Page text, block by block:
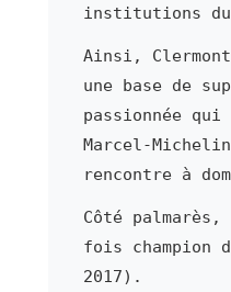
institutions
Ainsi,
une base de
passionnée
Marcel-
rencontre à
Côté palmarès,
fois champion
2017).